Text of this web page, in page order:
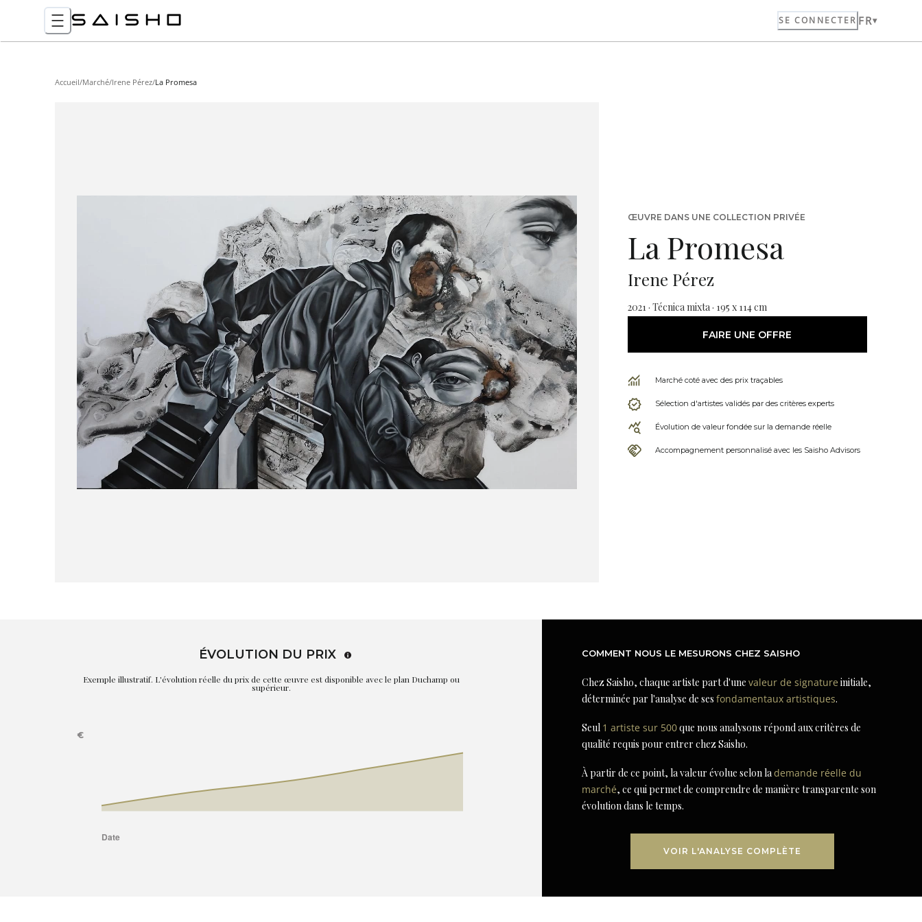
SE CONNECTER FR
Accueil/Marché/Irene Pérez/La Promesa
ŒUVRE DANS UNE COLLECTION PRIVÉE
La Promesa
Irene Pérez
2021 · Técnica mixta · 195 x 114 cm
FAIRE UNE OFFRE
Marché coté avec des prix traçables
Sélection d'artistes validés par des critères experts
Évolution de valeur fondée sur la demande réelle
Accompagnement personnalisé avec les Saisho Advisors
ÉVOLUTION DU PRIX
Exemple illustratif. L'évolution réelle du prix de cette œuvre est disponible avec le plan Duchamp ou
supérieur.
COMMENT NOUS LE MESURONS CHEZ SAISHO
Chez Saisho, chaque artiste part d'unevaleur de signature initiale,
déterminée par l'analyse de sesfondamentaux artistiques.
Seul 1 artiste sur 500que nous analysons répond aux critères de
qualité requis pour entrer chez Saisho.
À partir de ce point, la valeur évolue selon lademande réelle du
marché, ce qui permet de comprendre de manière transparente son
évolution dans le temps.
VOIR L'ANALYSE COMPLÈTE